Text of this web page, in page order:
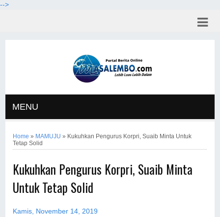
-->
MENU
Home » MAMUJU » Kukuhkan Pengurus Korpri, Suaib Minta Untuk
Tetap Solid
Kukuhkan Pengurus Korpri, Suaib Minta
Untuk Tetap Solid
Kamis, November 14, 2019